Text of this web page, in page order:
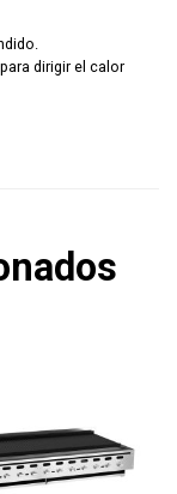
dirigir el calor